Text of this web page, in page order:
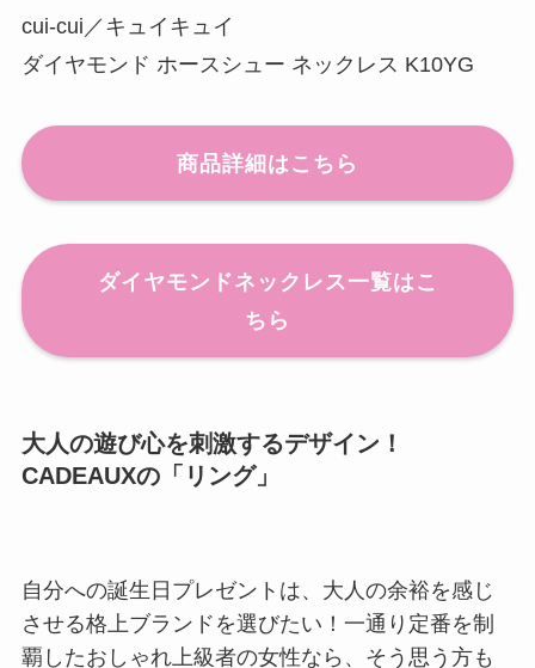
cui-cui／キュイキュイ
ダイヤモンド ホースシュー ネックレス K10YG
商品詳細はこちら
ダイヤモンドネックレス一覧はこ
ちら
大人の遊び心を刺激するデザイン！
CADEAUXの「リング」
自分への誕生日プレゼントは、大人の余裕を感じ
させる格上ブランドを選びたい！一通り定番を制
覇したおしゃれ上級者の女性なら、そう思う方も